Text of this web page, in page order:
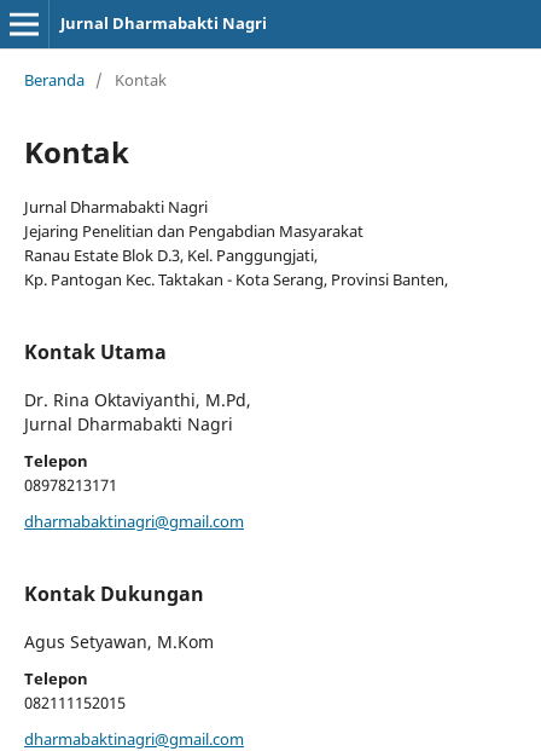
Jurnal Dharmabakti Nagri
Beranda / Kontak
Kontak
Jurnal Dharmabakti Nagri
Jejaring Penelitian dan Pengabdian Masyarakat
Ranau Estate Blok D.3, Kel. Panggungjati,
Kp. Pantogan Kec. Taktakan - Kota Serang, Provinsi Banten,
Kontak Utama
Dr. Rina Oktaviyanthi, M.Pd,
Jurnal Dharmabakti Nagri
Telepon
08978213171
dharmabaktinagri@gmail.com
Kontak Dukungan
Agus Setyawan, M.Kom
Telepon
082111152015
dharmabaktinagri@gmail.com